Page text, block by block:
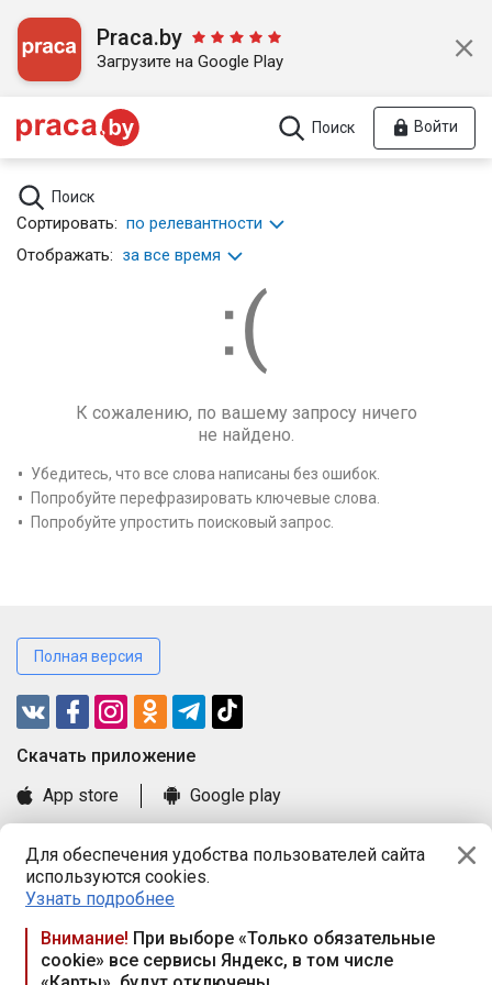
Для обеспечения удобства пользователей сайта
используются cookies.
Узнать подробнее
Внимание! При выборе «Только обязательные
cookie» все сервисы Яндекс, в том числе
Praca.by
Загрузите на Google Play
Поиск Войти
Поиск
Сортировать: по релевантности
Отображать: за все время
К сожалению, по вашему запросу ничего
не найдено.
Убедитесь, что все слова написаны без ошибок.
Попробуйте перефразировать ключевые слова.
Попробуйте упростить поисковый запрос.
Полная версия
Cкачать приложение
App store
Google play
Книга замечаний и предложений
Правила и документы
Praca.by © 2000—2026, ООО «ПРАЦА БАЙ»
Республика Беларусь, 220114, г. Минск, пр-т Независимости
117а, пом. № 9.